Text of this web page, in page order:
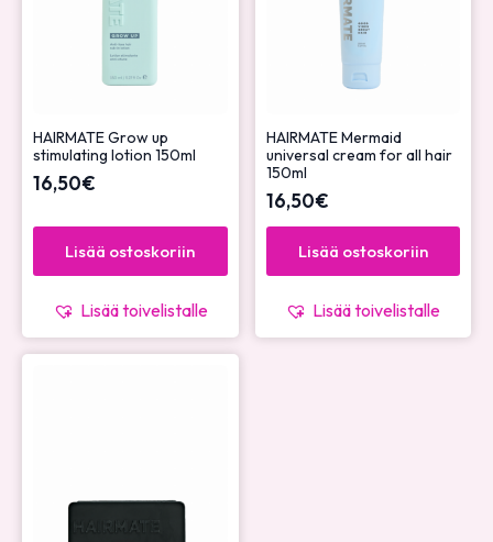
HAIRMATE Grow up
stimulating lotion 150ml
16,50€
Lisää ostoskoriin
Lisää toivelistalle
HAIRMATE Mermaid
universal cream for all hair
150ml
16,50€
Lisää ostoskoriin
Lisää toivelistalle